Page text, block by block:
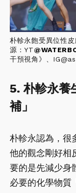
朴軫永飽受異位性
源：YT@
干預視角》、
5. 朴軫永養
補」
朴軫永認為，很
他的觀念剛好相
要的是先減少身
必要的化學物質